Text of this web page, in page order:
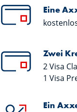
Eine
Zwei
2 Visa
1 Visa
Ein